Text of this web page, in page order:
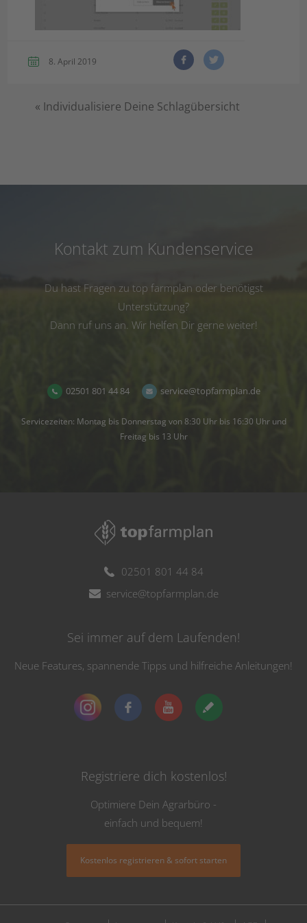
8. April 2019
« Individualisiere Deine Schlagübersicht
Kontakt zum Kundenservice
Du hast Fragen zu top farmplan oder benötigst
Unterstützung?
Dann ruf uns an. Wir helfen Dir gerne weiter!
02501 801 44 84 service@topfarmplan.de
Servicezeiten: Montag bis Donnerstag von 8:30 Uhr bis 16:30 Uhr und
Freitag bis 13 Uhr
02501 801 44 84
service@topfarmplan.de
Sei immer auf dem Laufenden!
Neue Features, spannende Tipps und hilfreiche Anleitungen!
Registriere dich kostenlos!
Optimiere Dein Agrarbüro -
einfach und bequem!
Kostenlos registrieren & sofort starten